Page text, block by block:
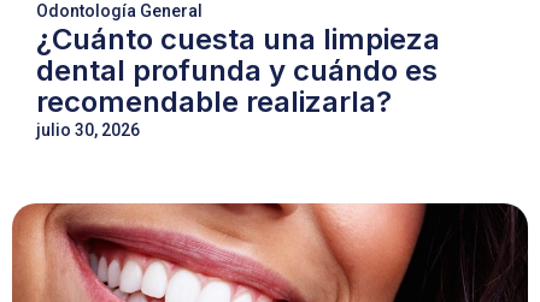
Odontología General
¿Cuánto cuesta una limpieza
dental profunda y cuándo es
recomendable realizarla?
julio 30, 2026